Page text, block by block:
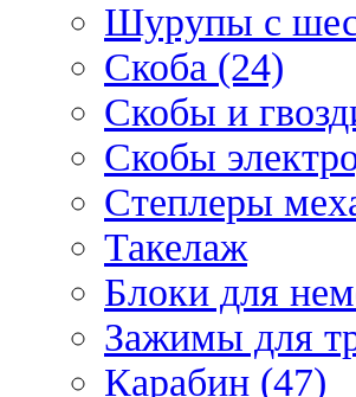
Шурупы с
Скоба (24)
Скобы и
Скобы
Степлеры
Такелаж
Блоки для
Зажимы для
Карабин (47)